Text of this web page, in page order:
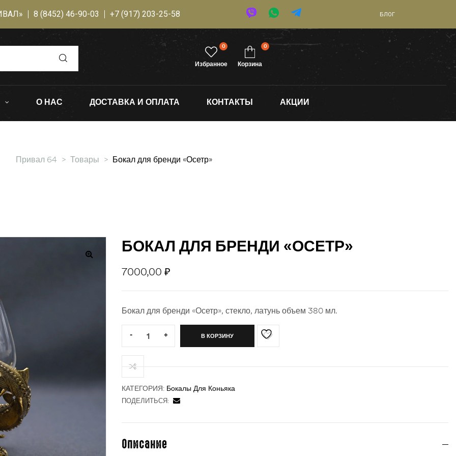
8 (8452) 46-90-03 +7 (917) 203-25-58 БЛОГ
Избранное
0
Корзина
0
О НАС ДОСТАВКА И ОПЛАТА КОНТАКТЫ АКЦИИ
Привал 64 > Товары > Бокал для бренди «Осетр»
БОКАЛ ДЛЯ БРЕНДИ «ОСЕТР»
7000,00 ₽
Бокал для бренди «Осетр», стекло, латунь объем 380 мл.
- + В КОРЗИНУ
КАТЕГОРИЯ: Бокалы Для Коньяка
ПОДЕЛИТЬСЯ:
Описание